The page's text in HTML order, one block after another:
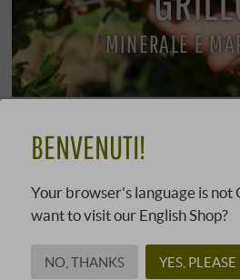
MINERALE E
BENVENUTI!
Your browser's language is not
want to visit our English Shop?
NO, THANKS YES, PLEASE